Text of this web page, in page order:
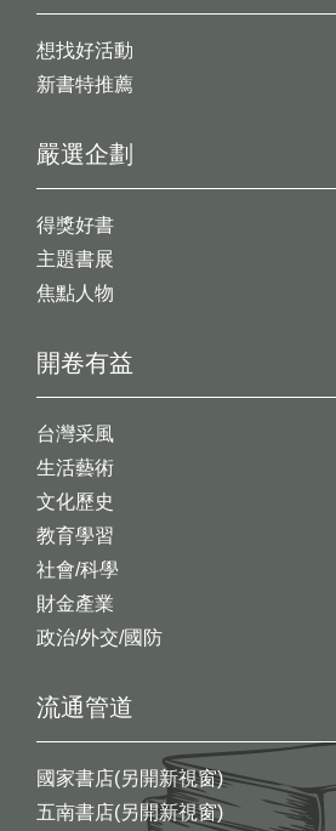
想找好活動
新書特推薦
開卷有益
台灣采風
生活藝術
文化歷史
教育學習
社會/科學
財金產業
政治/外交/國防
嚴選企劃
得獎好書
主題書展
焦點人物
流通管道
國家書店(另開新視窗)
五南書店(另開新視窗)